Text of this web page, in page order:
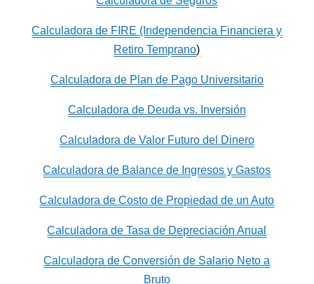
Calculadora de FIRE (Independencia Financiera y
Retiro Temprano)
Calculadora de Plan de Pago Universitario
Calculadora de Deuda vs. Inversión
Calculadora de Valor Futuro del Dinero
Calculadora de Balance de Ingresos y Gastos
Calculadora de Costo de Propiedad de un Auto
Calculadora de Tasa de Depreciación Anual
Calculadora de Conversión de Salario Neto a
Bruto